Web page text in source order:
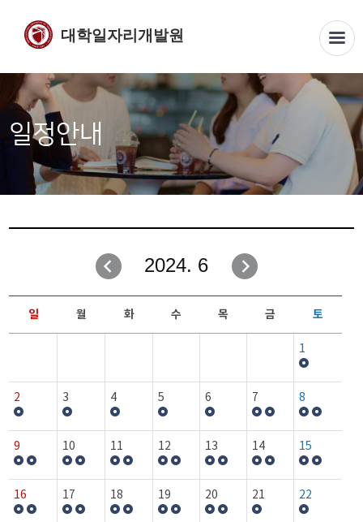
대학일자리개발원
일정안내
2024. 6
일 월 화 수 목 금 토
1
2 3 4 5 6 7 8
9 10 11 12 13 14 15
16 17 18 19 20 21 22